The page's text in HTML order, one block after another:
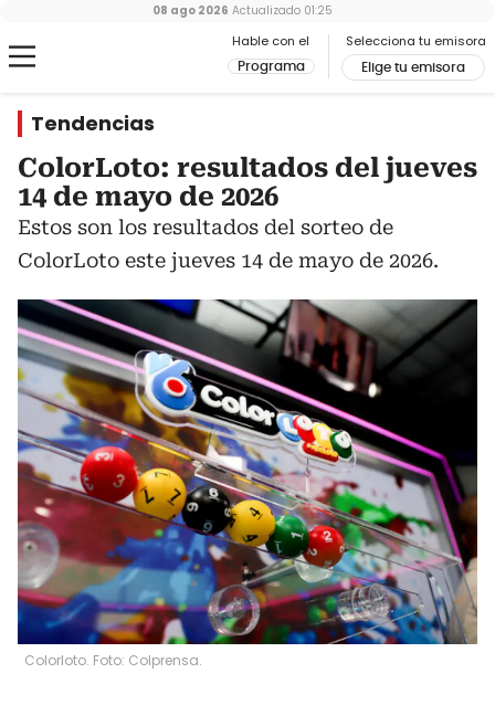
Hable con el
Programa
Selecciona tu emisora
Elige tu emisora
08 ago 2026 Actualizado 01:25
Tendencias
ColorLoto: resultados del jueves
14 de mayo de 2026
Estos son los resultados del sorteo de
ColorLoto este jueves 14 de mayo de 2026.
Colorloto. Foto: Colprensa.